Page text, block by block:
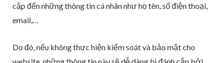
cập đến những thông tin cá nhân như họ tên, số điện thoại,
email,…
Do đó, nếu không thực hiện kiểm soát và bảo mật cho